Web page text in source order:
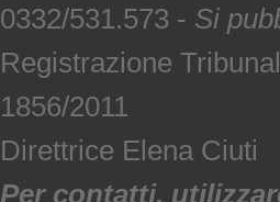
0332/531.573 - Si
Registrazione
1856/2011
Direttrice Elena Ciuti
Per contatti,